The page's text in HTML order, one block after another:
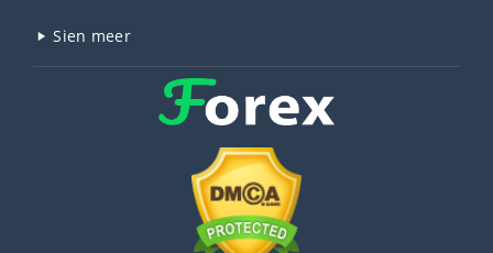
Sien meer